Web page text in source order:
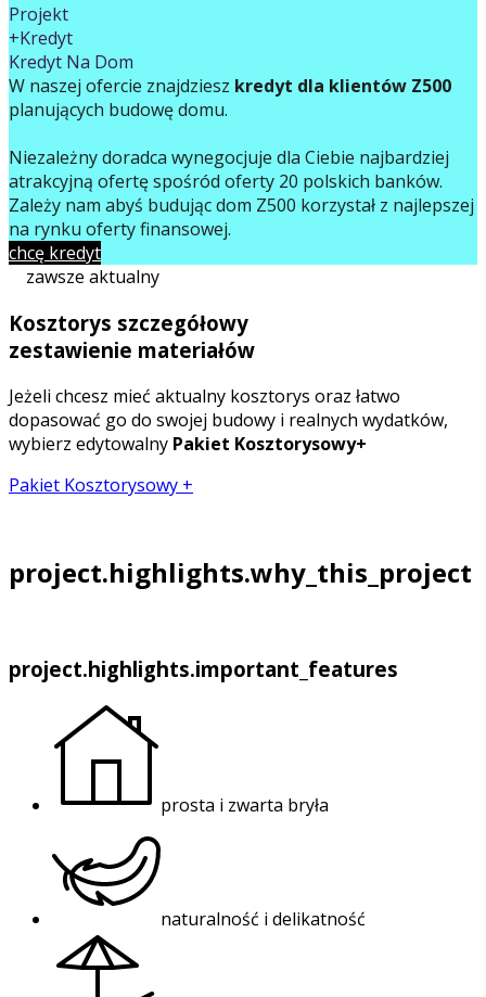
Projekt
+Kredyt
Kredyt Na Dom
W naszej ofercie znajdziesz kredyt dla klientów Z500
planujących budowę domu.
Niezależny doradca wynegocjuje dla Ciebie najbardziej
atrakcyjną ofertę spośród oferty 20 polskich banków.
Zależy nam abyś budując dom Z500 korzystał z najlepszej
na rynku oferty finansowej.
chcę kredyt
zawsze aktualny
Kosztorys szczegółowy
zestawienie materiałów
Jeżeli chcesz mieć aktualny kosztorys oraz łatwo
dopasować go do swojej budowy i realnych wydatków,
wybierz edytowalny Pakiet Kosztorysowy+
Pakiet Kosztorysowy +
project.highlights.why_this_project
project.highlights.important_features
prosta i zwarta bryła
naturalność i delikatność